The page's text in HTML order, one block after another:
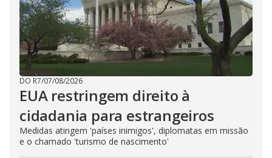
DO R7/07/08/2026
EUA restringem direito à
cidadania para estrangeiros
Medidas atingem 'países inimigos', diplomatas em missão
e o chamado 'turismo de nascimento'